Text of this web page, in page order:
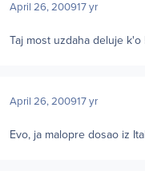
April 26, 200917 yr
Taj most uzdaha deluje
April 26, 200917 yr
Evo, ja malopre dosao iz